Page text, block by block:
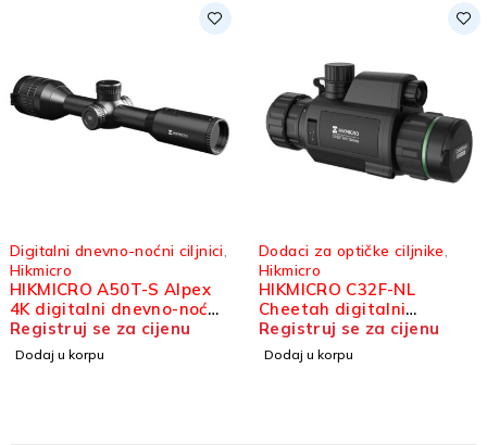
Digitalni dnevno-noćni ciljnici,
Hikmicro
HIKMICRO A50T-S Alpex
4K digitalni dnevno-noćni
ciljnik
Registruj se za cijenu
Dodaj u korpu
Dodaci za optičke ciljnike,
Hikmicro
HIKMICRO C32F-NL
Cheetah digitalni
dodatak za optički ciljnik
Registruj se za cijenu
Dodaj u korpu